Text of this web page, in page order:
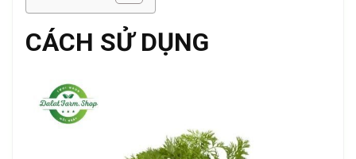
CÁCH SỬ DỤNG